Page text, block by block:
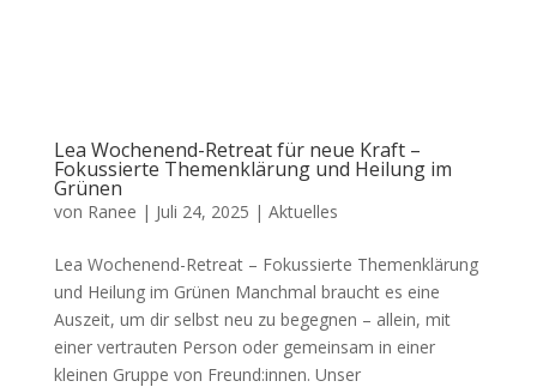
Lea Wochenend-Retreat für neue Kraft –
Fokussierte Themenklärung und Heilung im
Grünen
von Ranee | Juli 24, 2025 | Aktuelles
Lea Wochenend-Retreat – Fokussierte Themenklärung
und Heilung im Grünen Manchmal braucht es eine
Auszeit, um dir selbst neu zu begegnen – allein, mit
einer vertrauten Person oder gemeinsam in einer
kleinen Gruppe von Freund:innen. Unser